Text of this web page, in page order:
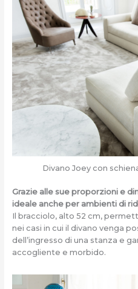
Divano Joey con
Grazie alle sue proporzioni e
ideale anche per ambienti di
Il bracciolo, alto 52 cm,
nei casi in cui il divano venga
dell’ingresso di una stanza e
accogliente e morbido.